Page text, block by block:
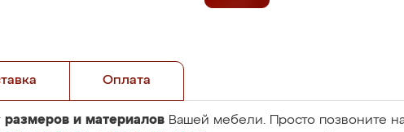
Оплата
размеров и материалов Вашей мебели. Просто позвоните